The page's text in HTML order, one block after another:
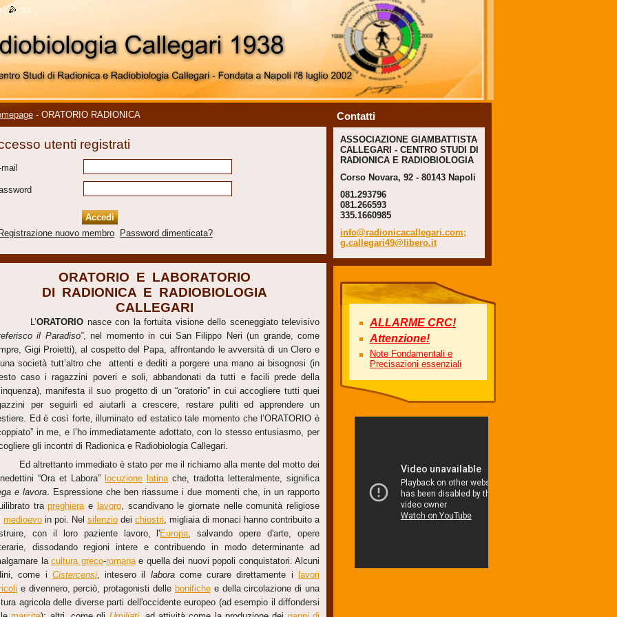
- ORATORIO RADIONICA
utenti registrati
Registrazione nuovo membro Password dimenticata?
ORATORIO E LABORATORIO
DI RADIONICA E RADIOBIOLOGIA
CALLEGARI
ORATORIO nasce con la fortuita visione dello sceneggiato televisivo
il Paradiso”, nel momento in cui San Filippo Neri (un grande, come
Gigi Proietti), al cospetto del Papa, affrontando le avversità di un Clero e
società tutt’altro che attenti e dediti a porgere una mano ai bisognosi (in
caso i ragazzini poveri e soli, abbandonati da tutti e facili prede della
manifesta il suo progetto di un “oratorio” in cui accogliere tutti quei
per seguirli ed aiutarli a crescere, restare puliti ed apprendere un
Ed è così forte, illuminato ed estatico tale momento che l’ORATORIO è
in me, e l’ho immediatamente adottato, con lo stesso entusiasmo, per
gli incontri di Radionica e Radiobiologia Callegari.
altrettanto immediato è stato per me il richiamo alla mente del motto dei
“Ora et Labora”
locuzione latinache, tradotta letteralmente, significa
e lavora. Espressione che ben riassume i due momenti che, in un rapporto
trapreghierae lavoro, scandivano le giornate nelle comunità religiose
medioevo in poi. Nel silenzio dei chiostri, migliaia di monaci hanno contribuito a
con il loro paziente lavoro, l'Europa, salvando opere d'arte, opere
dissodando regioni intere e contribuendo in modo determinante ad
la cultura greco-romanae quella dei nuovi popoli conquistatori. Alcuni
come i Cistercensi, intesero il laboracome curare direttamente i
lavori
e divennero, perciò, protagonisti delle bonifichee della circolazione di una
agricola delle diverse parti dell'occidente europeo (ad esempio il diffondersi
Contatti
ASSOCIAZIONE GIAMBATTISTA
CALLEGARI - CENTRO STUDI DI
RADIONICA E RADIOBIOLOGIA
Corso Novara, 92 - 80143 Napoli
081.293796
081.266593
335.1660985
info@radionicacallegari.com;
g.callegari49@libero.it
ALLARME CRC!
Attenzione!
Note Fondamentali e
Precisazioni essenziali
| rss